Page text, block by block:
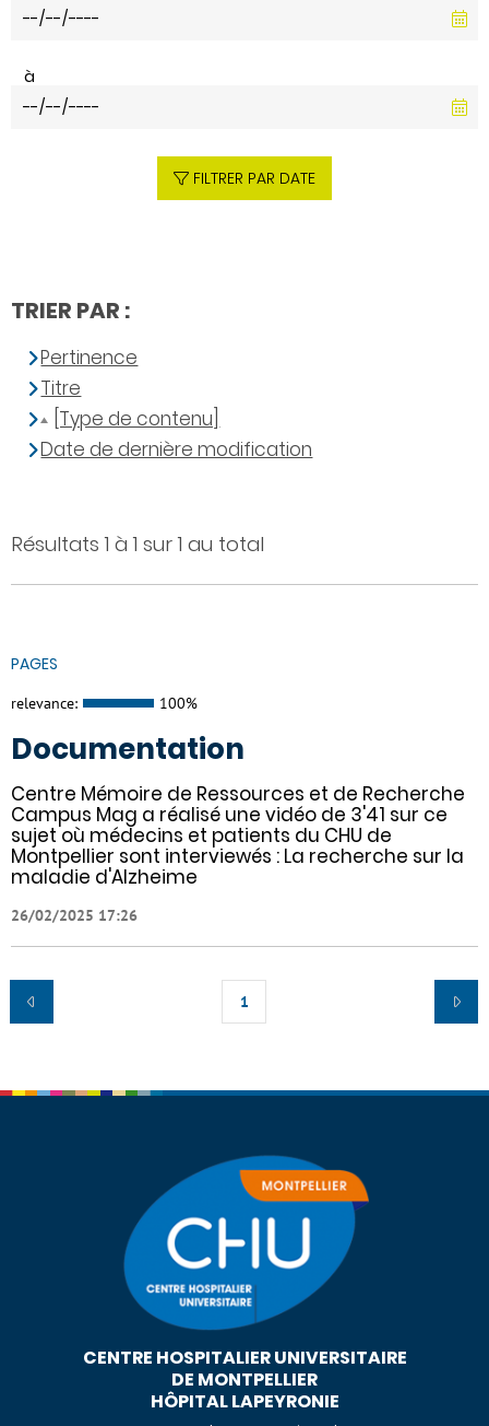
Résultats 1 à 1 sur 1 au total
PAGES
relevance: 100%
Documentation
Centre Mémoire de Ressources et de Recherche
Campus Mag a réalisé une vidéo de 3'41 sur ce
sujet où médecins et patients du CHU de
Montpellier sont interviewés : La recherche sur la
maladie d'Alzheime
26/02/2025 17:26
1
à
FILTRER PAR DATE
TRIER PAR :
Pertinence
Titre
[Type de contenu]
Date de dernière modification
CENTRE HOSPITALIER UNIVERSITAIRE
DE MONTPELLIER
HÔPITAL LAPEYRONIE